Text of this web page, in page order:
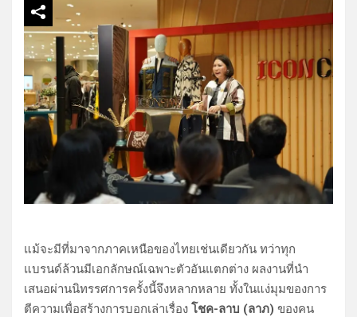
แม้จะมีที่มาจากภาคเหนือของไทยเช่นเดียวกัน ทว่าทุก
แบรนด์ล้วนมีเอกลักษณ์เฉพาะตัวอันแตกต่าง ผลงานที่นำ
เสนอผ่านนิทรรศการครั้งนี้จึงหลากหลาย ทั้งในแง่มุมของการ
ตีความเพื่อสร้างการบอกเล่าเรื่อง โชค-ลาบ (ลาภ) ของคน